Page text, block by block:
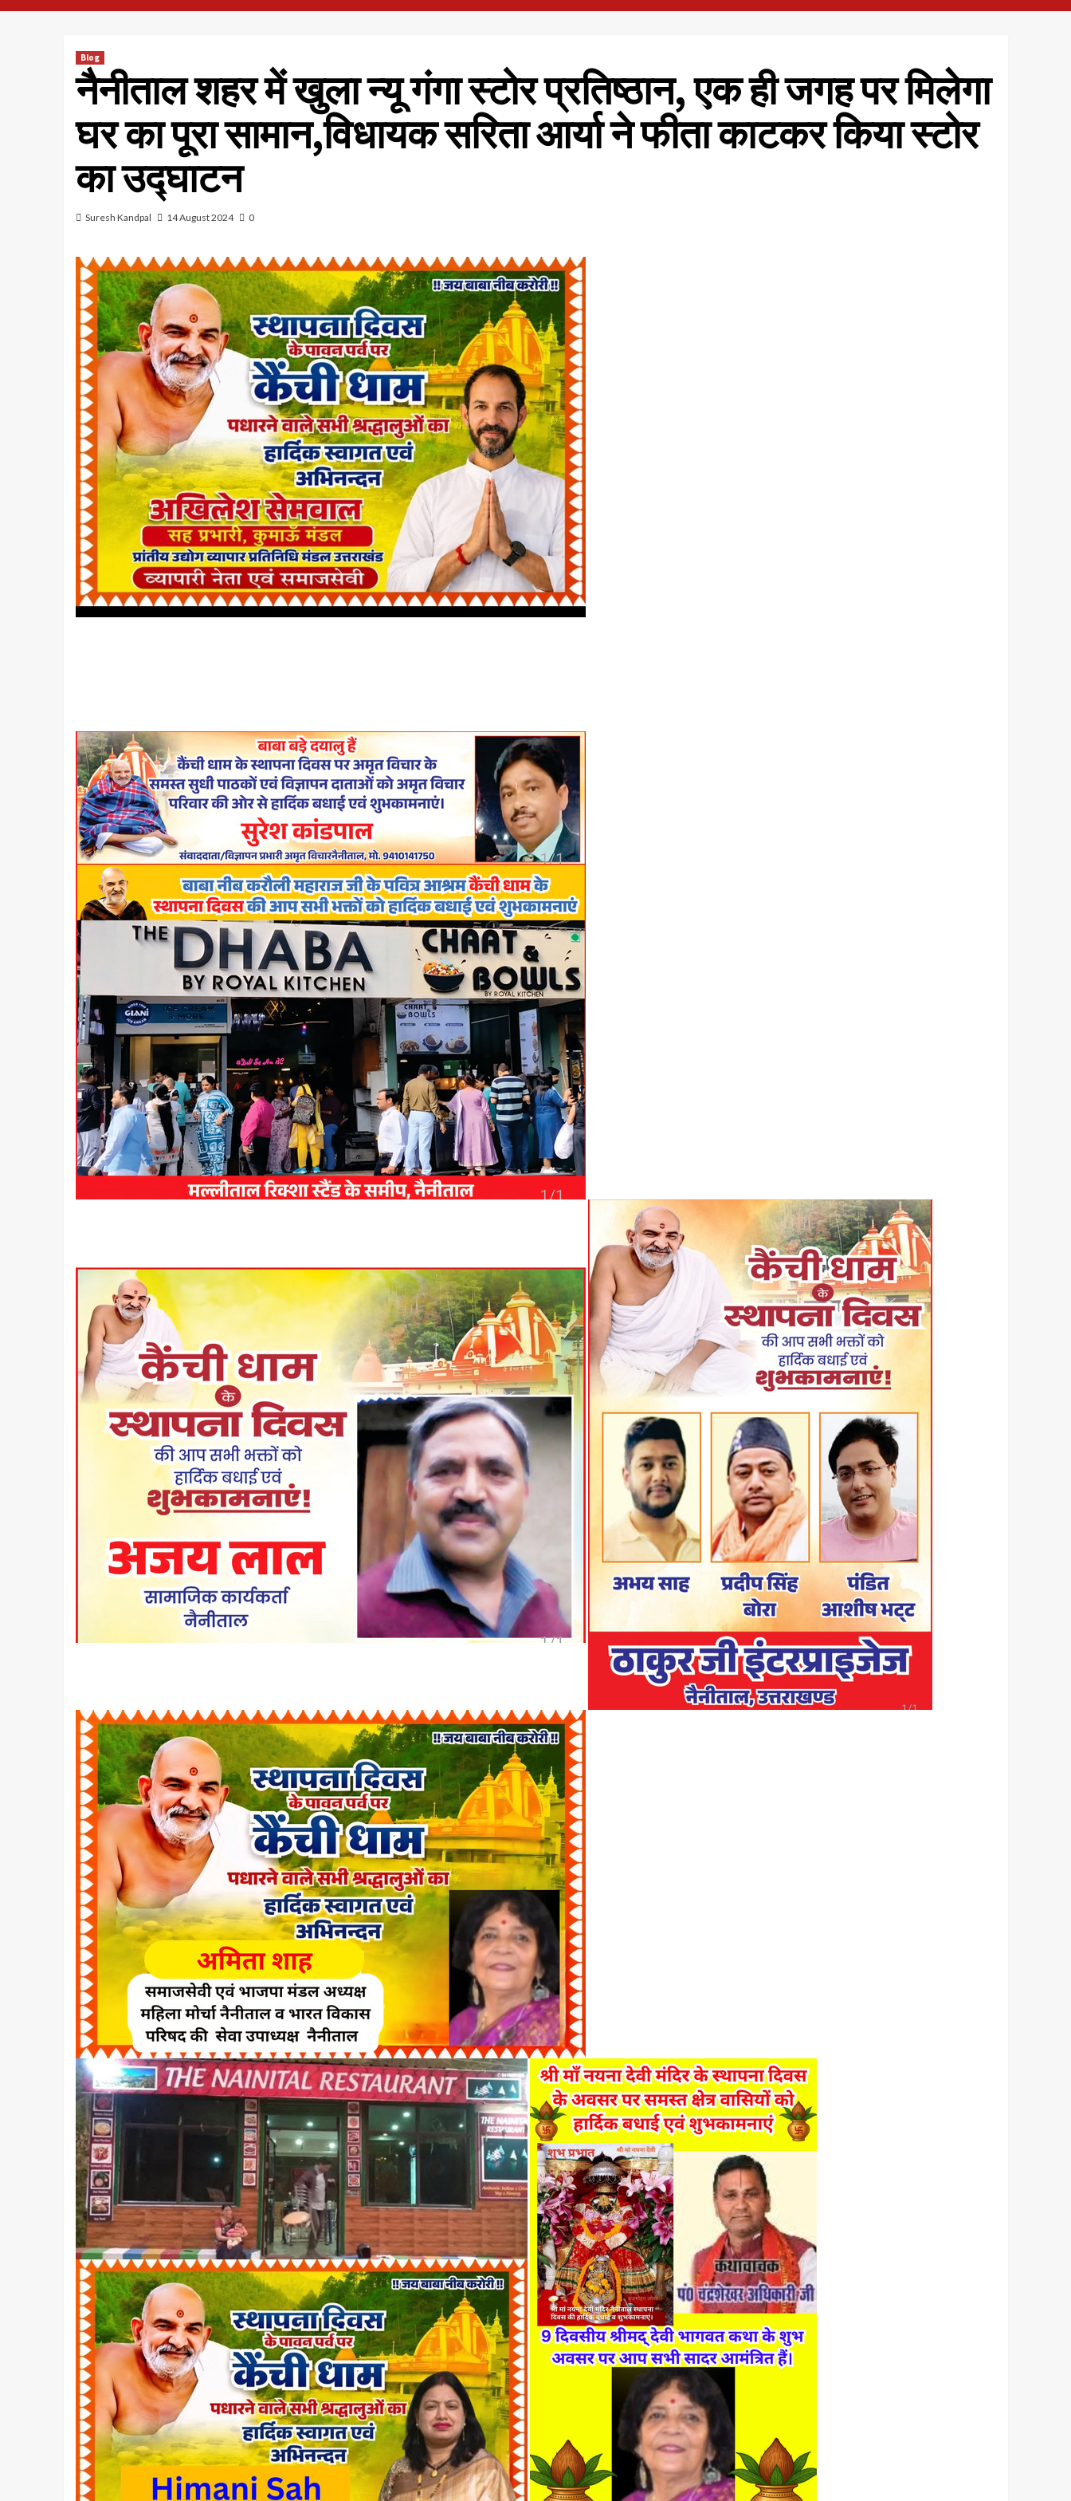
Blog
नैनीताल शहर में खुला न्यू गंगा स्टोर प्रतिष्ठान, एक ही जगह पर मिलेगा
घर का पूरा सामान,विधायक सरिता आर्या ने फीता काटकर किया स्टोर
का उद्घाटन
Suresh Kandpal 14 August 2024 0